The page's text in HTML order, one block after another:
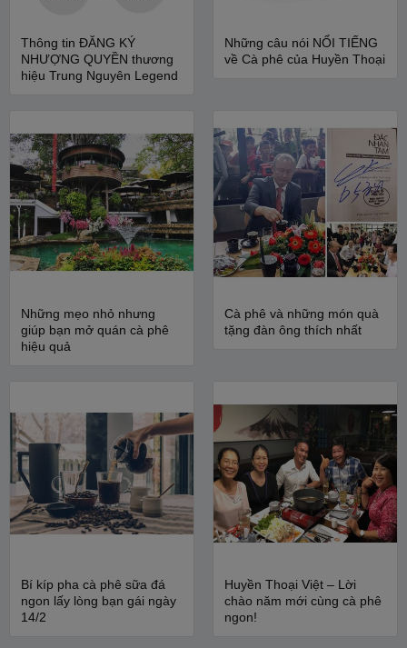
Thông tin ĐĂNG KÝ
NHƯỢNG QUYỀN thương
hiệu Trung Nguyên Legend
Những câu nói NỔI TIẾNG
về Cà phê của Huyền Thoại
Những mẹo nhỏ nhưng
giúp bạn mở quán cà phê
hiệu quả
Cà phê và những món quà
tặng đàn ông thích nhất
Bí kíp pha cà phê sữa đá
ngon lấy lòng bạn gái ngày
14/2
Huyền Thoại Việt – Lời
chào năm mới cùng cà phê
ngon!